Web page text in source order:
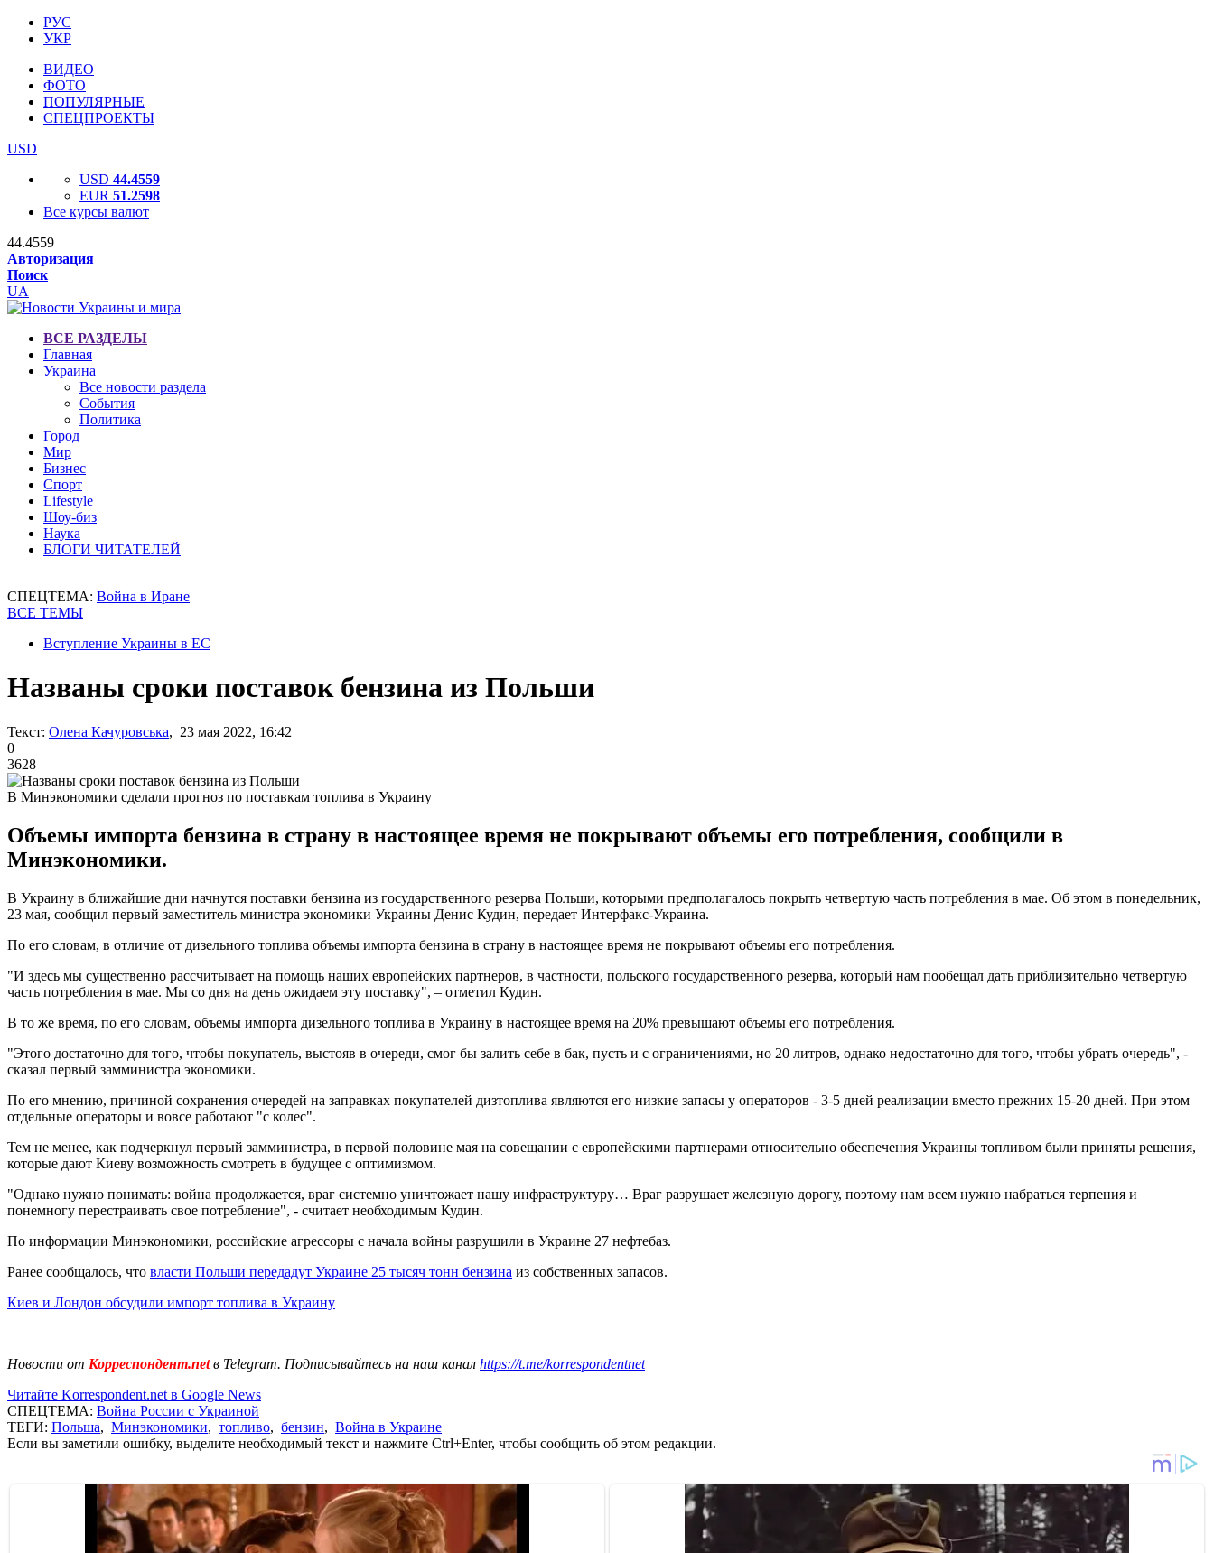
РУС
УКР
ВИДЕО
ФОТО
ПОПУЛЯРНЫЕ
СПЕЦПРОЕКТЫ
USD
USD 44.4559
EUR 51.2598
Все курсы валют
44.4559
Авторизация
Поиск
UA
ВСЕ РАЗДЕЛЫ
Главная
Украина
Все новости раздела
События
Политика
Город
Мир
Бизнес
Спорт
Lifestyle
Шоу-биз
Наука
БЛОГИ ЧИТАТЕЛЕЙ
СПЕЦТЕМА: Война в Иране
ВСЕ ТЕМЫ
Вступление Украины в ЕС
Названы сроки поставок бензина из Польши
Текст: Олена Качуровська, 23 мая 2022, 16:42
0
3628
В Минэкономики сделали прогноз по поставкам топлива в Украину
Объемы импорта бензина в страну в настоящее время не покрывают объемы его потребления, сообщили в
Минэкономики.
В Украину в ближайшие дни начнутся поставки бензина из государственного резерва Польши, которыми предполагалось покрыть четвертую часть потребления в мае. Об этом в понедельник,
23 мая, сообщил первый заместитель министра экономики Украины Денис Кудин, передает Интерфакс-Украина.
По его словам, в отличие от дизельного топлива объемы импорта бензина в страну в настоящее время не покрывают объемы его потребления.
"И здесь мы существенно рассчитывает на помощь наших европейских партнеров, в частности, польского государственного резерва, который нам пообещал дать приблизительно четвертую
часть потребления в мае. Мы со дня на день ожидаем эту поставку", – отметил Кудин.
В то же время, по его словам, объемы импорта дизельного топлива в Украину в настоящее время на 20% превышают объемы его потребления.
"Этого достаточно для того, чтобы покупатель, выстояв в очереди, смог бы залить себе в бак, пусть и с ограничениями, но 20 литров, однако недостаточно для того, чтобы убрать очередь", -
сказал первый замминистра экономики.
По его мнению, причиной сохранения очередей на заправках покупателей дизтоплива являются его низкие запасы у операторов - 3-5 дней реализации вместо прежних 15-20 дней. При этом
отдельные операторы и вовсе работают "с колес".
Тем не менее, как подчеркнул первый замминистра, в первой половине мая на совещании с европейскими партнерами относительно обеспечения Украины топливом были приняты решения,
которые дают Киеву возможность смотреть в будущее с оптимизмом.
"Однако нужно понимать: война продолжается, враг системно уничтожает нашу инфраструктуру… Враг разрушает железную дорогу, поэтому нам всем нужно набраться терпения и
понемногу перестраивать свое потребление", - считает необходимым Кудин.
По информации Минэкономики, российские агрессоры с начала войны разрушили в Украине 27 нефтебаз.
Ранее сообщалось, что власти Польши передадут Украине 25 тысяч тонн бензина из собственных запасов.
Киев и Лондон обсудили импорт топлива в Украину
Новости от Корреспондент.netв Telegram. Подписывайтесь на наш канал https://t.me/korrespondentnet
Читайте Korrespondent.net в Google News
СПЕЦТЕМА: Война России с Украиной
ТЕГИ: Польша, Минэкономики, топливо, бензин, Война в Украине
Если вы заметили ошибку, выделите необходимый текст и нажмите Ctrl+Enter, чтобы сообщить об этом редакции.